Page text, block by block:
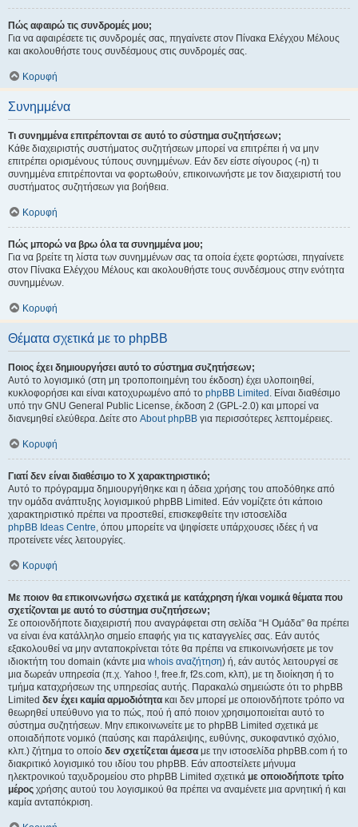
Πώς αφαιρώ τις συνδρομές μου;
Για να αφαιρέσετε τις συνδρομές σας, πηγαίνετε στον Πίνακα Ελέγχου Μέλους
και ακολουθήστε τους συνδέσμους στις συνδρομές σας.
Κορυφή
Συνημμένα
Τι συνημμένα επιτρέπονται σε αυτό το σύστημα συζητήσεων;
Κάθε διαχειριστής συστήματος συζητήσεων μπορεί να επιτρέπει ή να μην
επιτρέπει ορισμένους τύπους συνημμένων. Εάν δεν είστε σίγουρος (-η) τι
συνημμένα επιτρέπονται να φορτωθούν, επικοινωνήστε με τον διαχειριστή του
συστήματος συζητήσεων για βοήθεια.
Κορυφή
Πώς μπορώ να βρω όλα τα συνημμένα μου;
Για να βρείτε τη λίστα των συνημμένων σας τα οποία έχετε φορτώσει, πηγαίνετε
στον Πίνακα Ελέγχου Μέλους και ακολουθήστε τους συνδέσμους στην ενότητα
συνημμένων.
Κορυφή
Θέματα σχετικά με το phpBB
Ποιος έχει δημιουργήσει αυτό το σύστημα συζητήσεων;
Αυτό το λογισμικό (στη μη τροποποιημένη του έκδοση) έχει υλοποιηθεί,
κυκλοφορήσει και είναι κατοχυρωμένο από το phpBB Limited . Είναι διαθέσιμο
υπό την GNU General Public License, έκδοση 2 (GPL-2.0) και μπορεί να
διανεμηθεί ελεύθερα. Δείτε στο About phpBB για περισσότερες λεπτομέρειες.
Κορυφή
Γιατί δεν είναι διαθέσιμο το Χ χαρακτηριστικό;
Αυτό το πρόγραμμα δημιουργήθηκε και η άδεια χρήσης του αποδόθηκε από
την ομάδα ανάπτυξης λογισμικού phpBB Limited. Εάν νομίζετε ότι κάποιο
χαρακτηριστικό πρέπει να προστεθεί, επισκεφθείτε την ιστοσελίδα
phpBB Ideas Centre, όπου μπορείτε να ψηφίσετε υπάρχουσες ιδέες ή να
προτείνετε νέες λειτουργίες.
Κορυφή
Με ποιον θα επικοινωνήσω σχετικά με κατάχρηση ή/και νομικά θέματα που
σχετίζονται με αυτό το σύστημα συζητήσεων;
Σε οποιονδήποτε διαχειριστή που αναγράφεται στη σελίδα “Η Ομάδα” θα πρέπει
να είναι ένα κατάλληλο σημείο επαφής για τις καταγγελίες σας. Εάν αυτός
εξακολουθεί να μην ανταποκρίνεται τότε θα πρέπει να επικοινωνήσετε με τον
ιδιοκτήτη του domain (κάντε μια whois αναζήτηση) ή, εάν αυτός λειτουργεί σε
μια δωρεάν υπηρεσία (π.χ. Yahoo !, free.fr, f2s.com, κλπ), με τη διοίκηση ή το
τμήμα καταχρήσεων της υπηρεσίας αυτής. Παρακαλώ σημειώστε ότι το phpBB
Limited δεν έχει καμία αρμοδιότητα και δεν μπορεί με οποιονδήποτε τρόπο να
θεωρηθεί υπεύθυνο για το πώς, πού ή από ποιον χρησιμοποιείται αυτό το
σύστημα συζητήσεων. Μην επικοινωνείτε με το phpBB Limited σχετικά με
οποιαδήποτε νομικό (παύσης και παράλειψης, ευθύνης, συκοφαντικό σχόλιο,
κλπ.) ζήτημα το οποίο δεν σχετίζεται άμεσα με την ιστοσελίδα phpBB.com ή το
διακριτικό λογισμικό του ιδίου του phpBB. Εάν αποστείλετε μήνυμα
ηλεκτρονικού ταχυδρομείου στο phpBB Limited σχετικά με οποιοδήποτε τρίτο
μέρος χρήσης αυτού του λογισμικού θα πρέπει να αναμένετε μια αρνητική ή και
καμία ανταπόκριση.